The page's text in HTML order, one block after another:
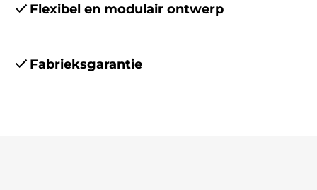
Flexibel en modulair ontwerp
Fabrieksgarantie